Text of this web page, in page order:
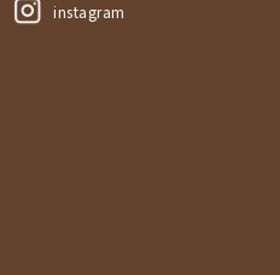
instagram